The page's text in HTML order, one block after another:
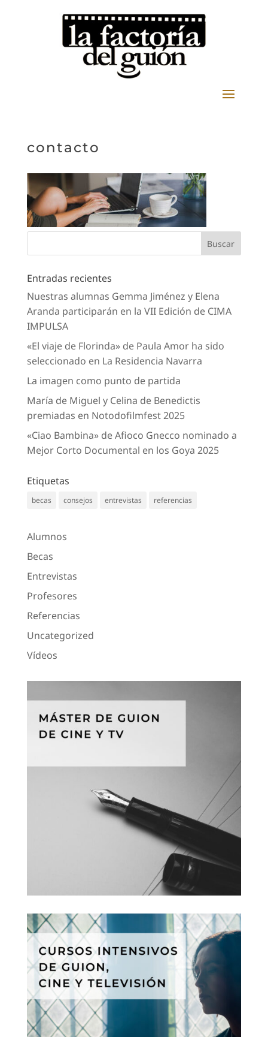
contacto
Entradas recientes
Nuestras alumnas Gemma Jiménez y Elena
Aranda participarán en la VII Edición de CIMA
IMPULSA
«El viaje de Florinda» de Paula Amor ha sido
seleccionado en La Residencia Navarra
La imagen como punto de partida
María de Miguel y Celina de Benedictis
premiadas en Notodofilmfest 2025
«Ciao Bambina» de Afioco Gnecco nominado a
Mejor Corto Documental en los Goya 2025
Etiquetas
becas consejos entrevistas referencias
Alumnos
Becas
Entrevistas
Profesores
Referencias
Uncategorized
Vídeos